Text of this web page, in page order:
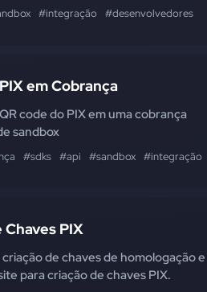
#integração #desenvolvedores
em Cobrança
code do PIX em uma cobrança
sandbox
#sdks #api #sandbox #integração
Chaves PIX
de chaves de homologação e
para criação de chaves PIX.